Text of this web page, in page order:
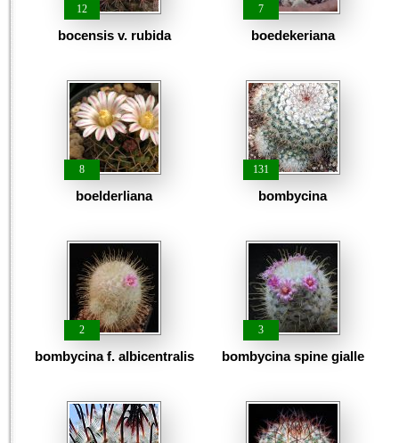
12
bocensis v. rubida
7
boedekeriana
8
boelderliana
131
bombycina
2
bombycina f. albicentralis
3
bombycina spine gialle